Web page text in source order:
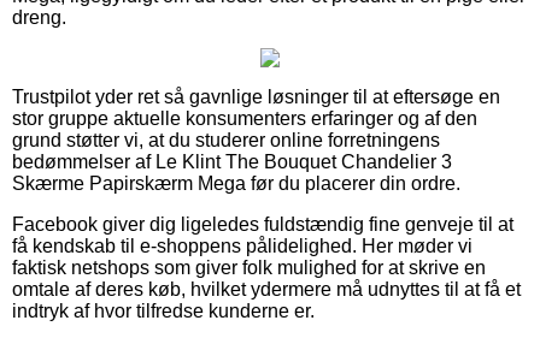
dreng.
Trustpilot yder ret så gavnlige løsninger til at eftersøge en
stor gruppe aktuelle konsumenters erfaringer og af den
grund støtter vi, at du studerer online forretningens
bedømmelser af Le Klint The Bouquet Chandelier 3
Skærme Papirskærm Mega før du placerer din ordre.
Facebook giver dig ligeledes fuldstændig fine genveje til at
få kendskab til e-shoppens pålidelighed. Her møder vi
faktisk netshops som giver folk mulighed for at skrive en
omtale af deres køb, hvilket ydermere må udnyttes til at få et
indtryk af hvor tilfredse kunderne er.